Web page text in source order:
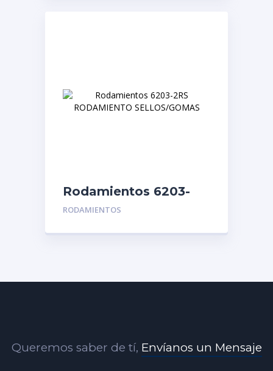
Rodamientos 6203-
2RS RODAMIENTO
RODAMIENTOS
Queremos saber de tí, Envíanos un Mensaje